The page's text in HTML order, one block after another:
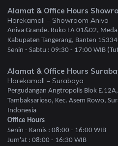
Alamat & Office Hours
Horekamall – Showroom Aniva
Aniva Grande. Ruko FA 01&02,
Kabupaten Tangerang, Banten
Senin - Sabtu : 09:30 - 17:00 WIB
Alamat & Office Hours
Horekamall – Surabaya
Pergudangan Angtropolis Blok
Tambaksarioso, Kec. Asem Rowo,
Indonesia
Office Hours
Senin - Kamis : 08:00 - 16:00 WIB
Jum'at : 08:00 - 16:30 WIB